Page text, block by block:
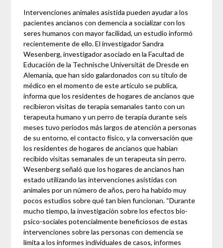
Intervenciones animales asistida pueden ayudar a los
pacientes ancianos con demencia a socializar con los
seres humanos con mayor facilidad, un estudio informó
recientemente de ello. El investigador Sandra
Wesenberg, investigador asociado en la Facultad de
Educación de la Technische Universität de Dresde en
Alemania, que han sido galardonados con su título de
médico en el momento de este artículo se publica,
informa que los residentes de hogares de ancianos que
recibieron visitas de terapia semanales tanto con un
terapeuta humano y un perro de terapia durante seis
meses tuvo períodos más largos de atención a personas
de su entorno, el contacto físico, y la conversación que
los residentes de hogares de ancianos que habían
recibido visitas semanales de un terapeuta sin perro.
Wesenberg señaló que los hogares de ancianos han
estado utilizando las intervenciones asistidas con
animales por un número de años, pero ha habido muy
pocos estudios sobre qué tan bien funcionan. “Durante
mucho tiempo, la investigación sobre los efectos bio-
psico-sociales potencialmente beneficiosos de estas
intervenciones sobre las personas con demencia se
limita a los informes individuales de casos, informes